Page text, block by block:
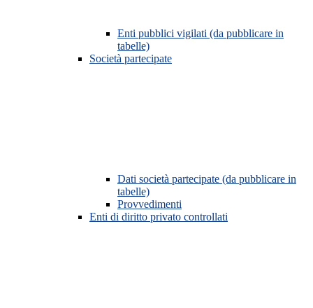
Enti pubblici vigilati (da pubblicare in
tabelle)
Società partecipate
Dati società partecipate (da pubblicare in
tabelle)
Provvedimenti
Enti di diritto privato controllati